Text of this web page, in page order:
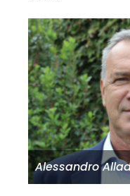
Alessandro